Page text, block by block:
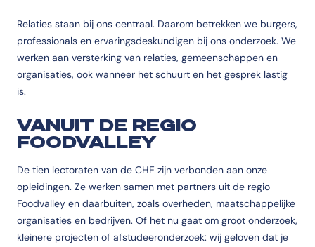
Relaties staan bij ons centraal. Daarom betrekken we burgers,
professionals en ervaringsdeskundigen bij ons onderzoek. We
werken aan versterking van relaties, gemeenschappen en
organisaties, ook wanneer het schuurt en het gesprek lastig
is.
VANUIT DE REGIO
FOODVALLEY
De tien lectoraten van de CHE zijn verbonden aan onze
opleidingen. Ze werken samen met partners uit de regio
Foodvalley en daarbuiten, zoals overheden, maatschappelijke
organisaties en bedrijven. Of het nu gaat om groot onderzoek,
kleinere projecten of afstudeeronderzoek: wij geloven dat je